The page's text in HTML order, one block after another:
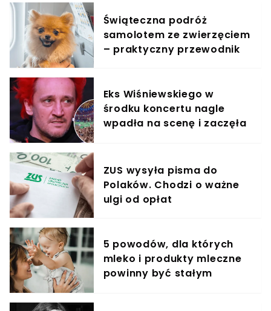
Świąteczna podróż
samolotem ze zwierzęciem
– praktyczny przewodnik
Eks Wiśniewskiego w
środku koncertu nagle
wpadła na scenę i zaczęła
ZUS wysyła pisma do
Polaków. Chodzi o ważne
ulgi od opłat
5 powodów, dla których
mleko i produkty mleczne
powinny być stałym